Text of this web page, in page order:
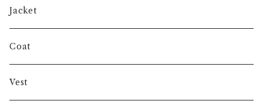
SHUREN
INVERTERE
Gambert
Jacket
Coat
Vest